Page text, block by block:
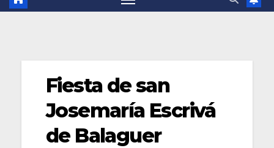
Fiesta de san
Josemaría Escrivá
de Balaguer